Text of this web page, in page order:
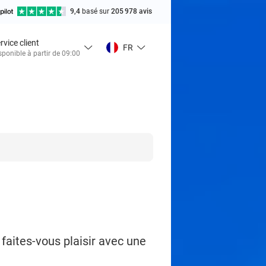
9,4 basé sur 205 978 avis
client
à partir de 09:00
FR
vous plaisir avec une